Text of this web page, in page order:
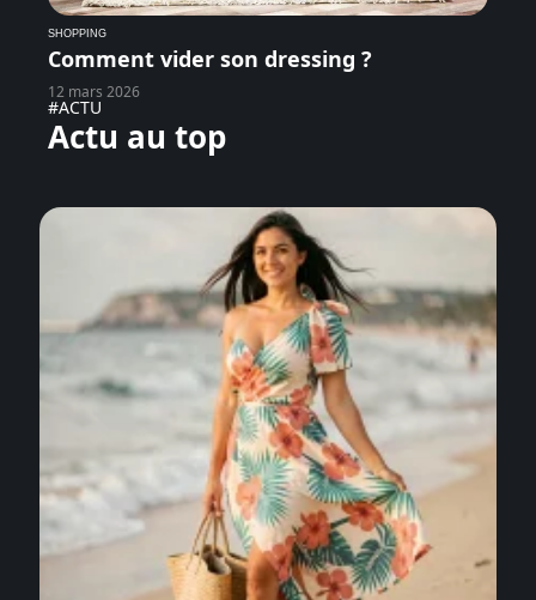
SHOPPING
Comment vider son dressing ?
12 mars 2026
#ACTU
Actu au top